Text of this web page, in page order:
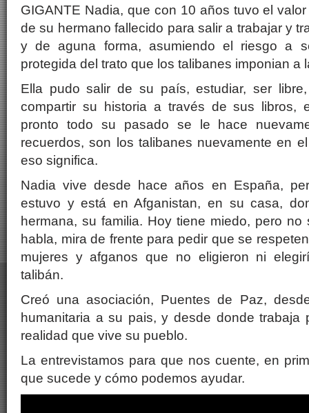
GIGANTE Nadia, que con 10 años tuvo el
de su hermano fallecido para salir a trabajar y
y de aguna forma, asumiendo el riesgo a
protegida del trato que los talibanes imponian a
Ella pudo salir de su país, estudiar, ser
compartir su historia a través de sus libros,
pronto todo su pasado se le hace
recuerdos, son los talibanes nuevamente en
eso significa.
Nadia vive desde hace años en España,
estuvo y está en Afganistan, en su casa,
hermana, su familia. Hoy tiene miedo, pero
habla, mira de frente para pedir que se
mujeres y afganos que no eligieron ni
talibán.
Creó una asociación, Puentes de Paz,
humanitaria a su pais, y desde donde trabaja
realidad que vive su pueblo.
La entrevistamos para que nos cuente, en
que sucede y cómo podemos ayudar.